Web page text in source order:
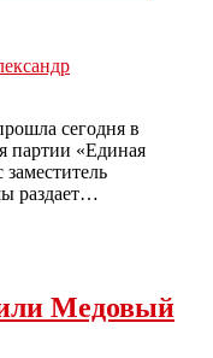
сегодня в
партии «Единая
раздает…
Медовый